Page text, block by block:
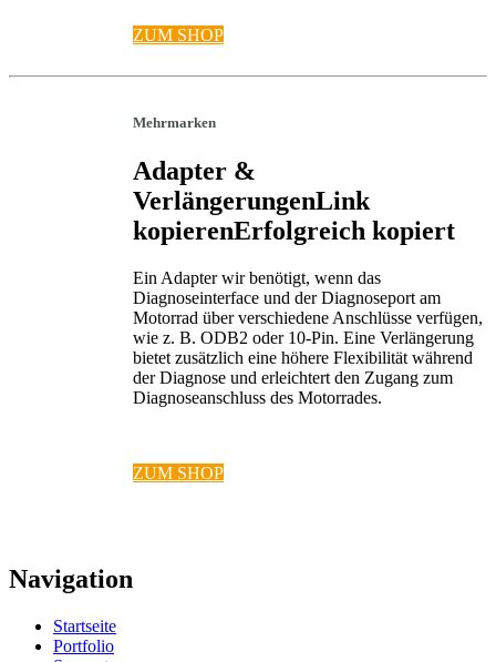
ZUM SHOP
Mehrmarken
Adapter &
VerlängerungenLink
kopierenErfolgreich kopiert
Ein Adapter wir benötigt, wenn das
Diagnoseinterface und der Diagnoseport am
Motorrad über verschiedene Anschlüsse verfügen,
wie z. B. ODB2 oder 10-Pin. Eine Verlängerung
bietet zusätzlich eine höhere Flexibilität während
der Diagnose und erleichtert den Zugang zum
Diagnoseanschluss des Motorrades.
ZUM SHOP
Navigation
Startseite
Portfolio